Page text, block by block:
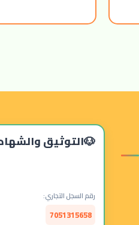
التوثيق
رقم السجل التجاري:
7051315658